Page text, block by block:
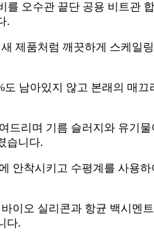
를 오수관 끝단 공용 비트관 합
.
제품처럼 깨끗하게 스케일
남아있지 않고 본래의 매끄
드리며 기름 슬러지와 유기물
습니다.
안착시키고 수평계를 사용하
이오 실리콘과 항균 백시멘
다.